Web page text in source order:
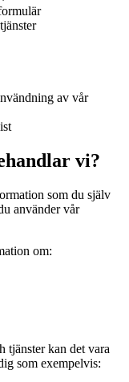
av vår
vi?
som du själv
använder vår
om:
tjänster kan det vara
som exempelvis: